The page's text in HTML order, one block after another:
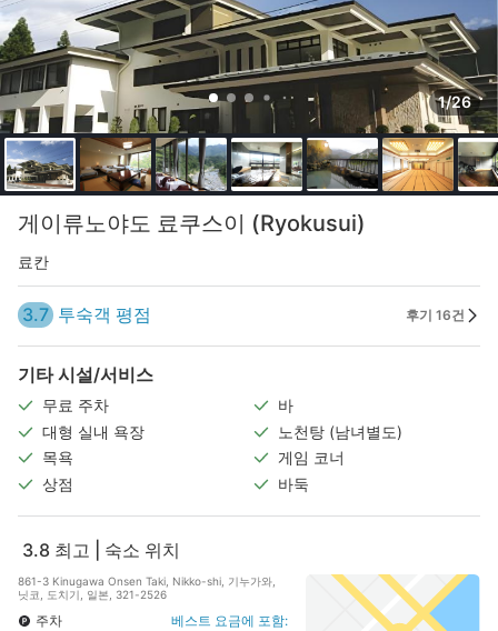
1/26
게이류노야도 료쿠스이 (Ryokusui)
료칸
3.7 투숙객 평점 후기 16건
기타 시설/서비스
무료 주차
바
대형 실내 욕장
노천탕 (남녀별도)
목욕
게임 코너
상점
바둑
3.8 최고 | 숙소 위치
861-3 Kinugawa Onsen Taki, Nikko-shi, 기누가와,
닛코, 도치기, 일본, 321-2526
주차
베스트 요금에 포함: